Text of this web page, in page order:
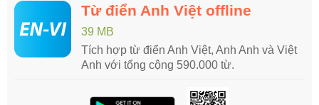
Từ điển Anh Việt offline
39 MB
Tích hợp từ điển Anh Việt, Anh Anh và Việt
Anh với tổng cộng 590.000 từ.